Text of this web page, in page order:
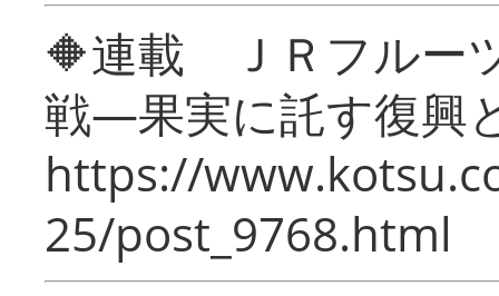
🔶連載 ＪＲフルー
戦―果実に託す復興
https://
25/post_9768.html